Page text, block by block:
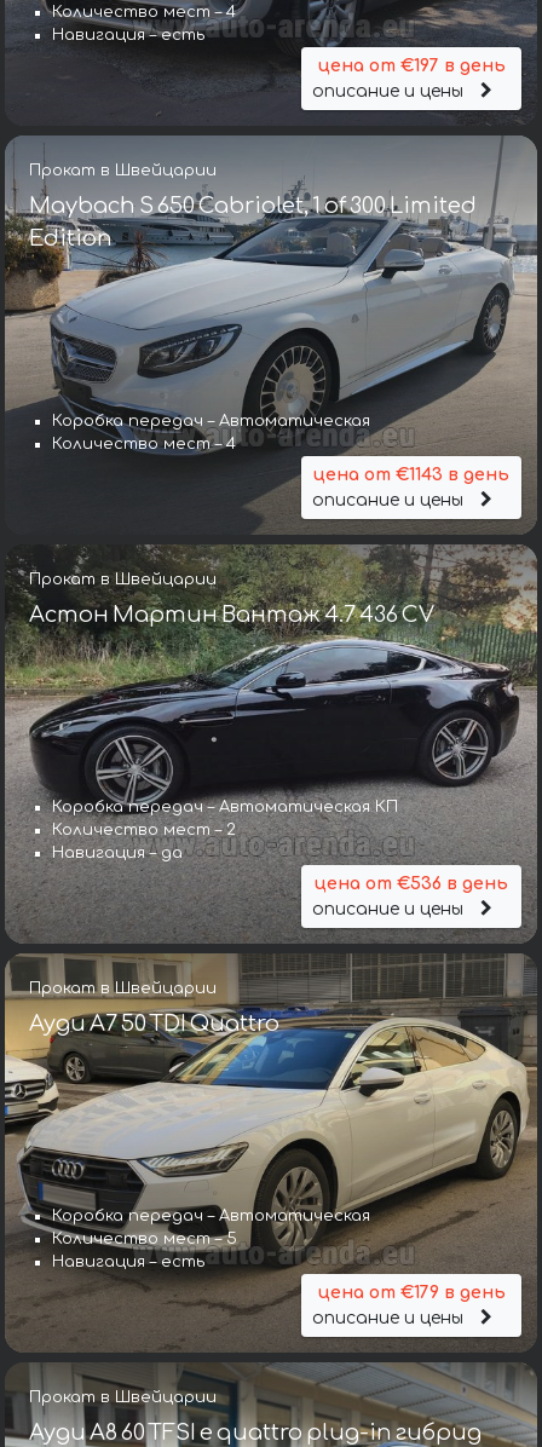
Количество мест – 4
Навигация – есть
цена от €197 в день
описание и цены
Прокат в Швейцарии
Maybach S 650 Cabriolet, 1 of 300 Limited
Edition
Коробка передач – Автоматическая
Количество мест – 4
цена от €1143 в день
описание и цены
Прокат в Швейцарии
Астон Мартин Вантаж 4.7 436 CV
Коробка передач – Автоматическая КП
Количество мест – 2
Навигация – да
цена от €536 в день
описание и цены
Прокат в Швейцарии
Ауди A7 50 TDI Quattro
Коробка передач – Автоматическая
Количество мест – 5
Навигация – есть
цена от €179 в день
описание и цены
Прокат в Швейцарии
Ауди A8 60 TFSI e quattro plug-in гибрид